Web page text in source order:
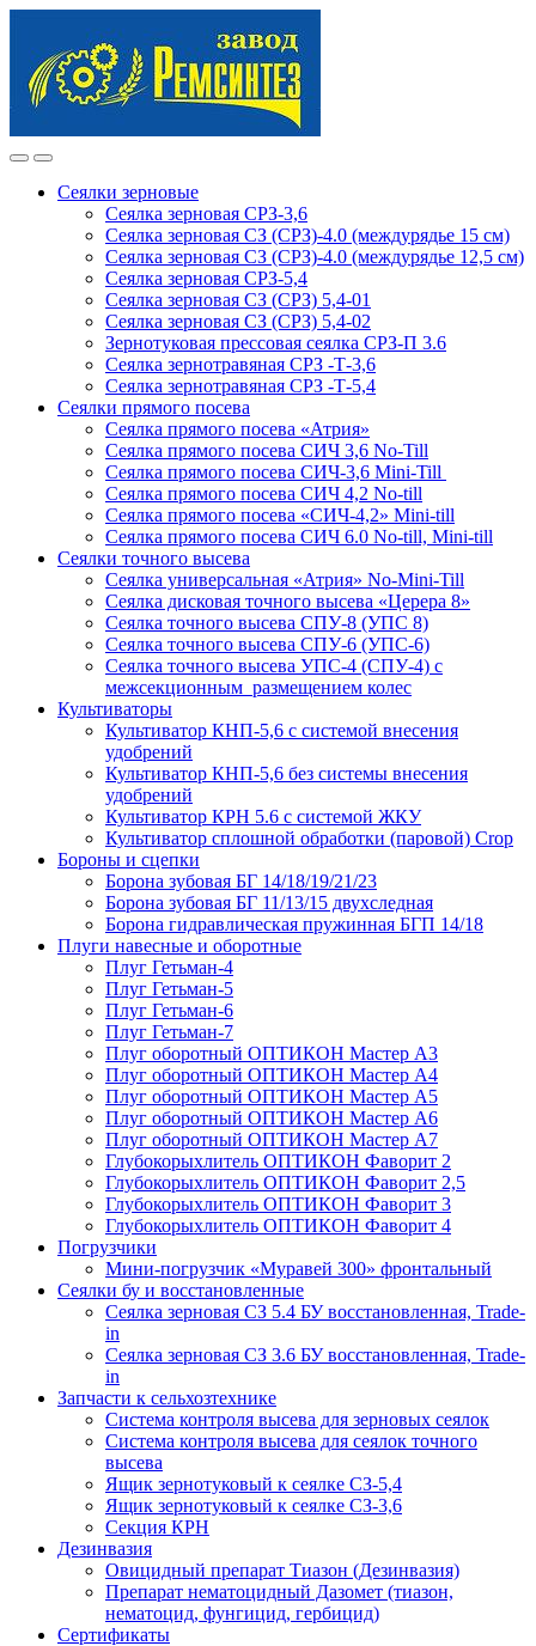
navigation
content
Сеялки зерновые
Сеялка зерновая СРЗ-3,6
Сеялка зерновая СЗ (СРЗ)-4.0 (междурядье 15 см)
Сеялка зерновая СЗ (СРЗ)-4.0 (междурядье 12,5 см)
Сеялка зерновая СРЗ-5,4
Сеялка зерновая СЗ (СРЗ) 5,4-01
Сеялка зерновая СЗ (СРЗ) 5,4-02
Зернотуковая прессовая сеялка СРЗ-П 3.6
Сеялка зернотравяная СРЗ -Т-3,6
Сеялка зернотравяная СРЗ -Т-5,4
Сеялки прямого посева
Сеялка прямого посева «Атрия»
Сеялка прямого посева СИЧ 3,6 No-Till
Сеялка прямого посева СИЧ-3,6 Mini-Till
Сеялка прямого посева СИЧ 4,2 No-till
Сеялка прямого посева «СИЧ-4,2» Mini-till
Сеялка прямого посева СИЧ 6.0 No-till, Mini-till
Сеялки точного высева
Сеялка универсальная «Атрия» No-Mini-Till
Сеялка дисковая точного высева «Церера 8»
Сеялка точного высева СПУ-8 (УПС 8)
Сеялка точного высева СПУ-6 (УПС-6)
Сеялка точного высева УПС-4 (СПУ-4) с
межсекционным размещением колес
Культиваторы
Культиватор КНП-5,6 с системой внесения
удобрений
Культиватор КНП-5,6 без системы внесения
удобрений
Культиватор КРН 5.6 с системой ЖКУ
Культиватор сплошной обработки (паровой) Crop
Бороны и сцепки
Борона зубовая БГ 14/18/19/21/23
Борона зубовая БГ 11/13/15 двухследная
Борона гидравлическая пружинная БГП 14/18
Плуги навесные и оборотные
Плуг Гетьман-4
Плуг Гетьман-5
Плуг Гетьман-6
Плуг Гетьман-7
Плуг оборотный ОПТИКОН Мастер А3
Плуг оборотный ОПТИКОН Мастер А4
Плуг оборотный ОПТИКОН Мастер А5
Плуг оборотный ОПТИКОН Мастер А6
Плуг оборотный ОПТИКОН Мастер А7
Глубокорыхлитель ОПТИКОН Фаворит 2
Глубокорыхлитель ОПТИКОН Фаворит 2,5
Глубокорыхлитель ОПТИКОН Фаворит 3
Глубокорыхлитель ОПТИКОН Фаворит 4
Погрузчики
Мини-погрузчик «Муравей 300» фронтальный
Сеялки бу и восстановленные
Сеялка зерновая СЗ 5.4 БУ восстановленная, Trade-
in
Сеялка зерновая СЗ 3.6 БУ восстановленная, Trade-
in
Запчасти к сельхозтехнике
Система контроля высева для зерновых сеялок
Система контроля высева для сеялок точного
высева
Ящик зернотуковый к сеялке СЗ-5,4
Ящик зернотуковый к сеялке СЗ-3,6
Секция КРН
Дезинвазия
Овицидный препарат Тиазон (Дезинвазия)
Препарат нематоцидный Дазомет (тиазон,
нематоцид, фунгицид, гербицид)
Сертификаты